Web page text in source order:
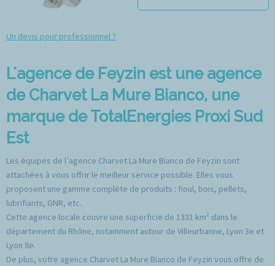
Un devis pour professionnel ?
L'agence de Feyzin est une agence
de Charvet La Mure Bianco, une
marque de TotalEnergies Proxi Sud
Est
Les équipes de l’agence Charvet La Mure Bianco de Feyzin sont
attachées à vous offrir le meilleur service possible. Elles vous
proposent une gamme complète de produits : fioul, bois, pellets,
lubrifiants, GNR, etc.
Cette agence locale couvre une superficie de 1331 km² dans le
département du Rhône, notamment autour de Villeurbanne, Lyon 3e et
Lyon 8e.
De plus, votre agence Charvet La Mure Bianco de Feyzin vous offre de